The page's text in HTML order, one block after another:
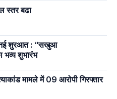
स्तर बढा
नई शुरआत : “सखुआ
शुभारंभ
मामले में 09 आरोपी गिरफ्तार